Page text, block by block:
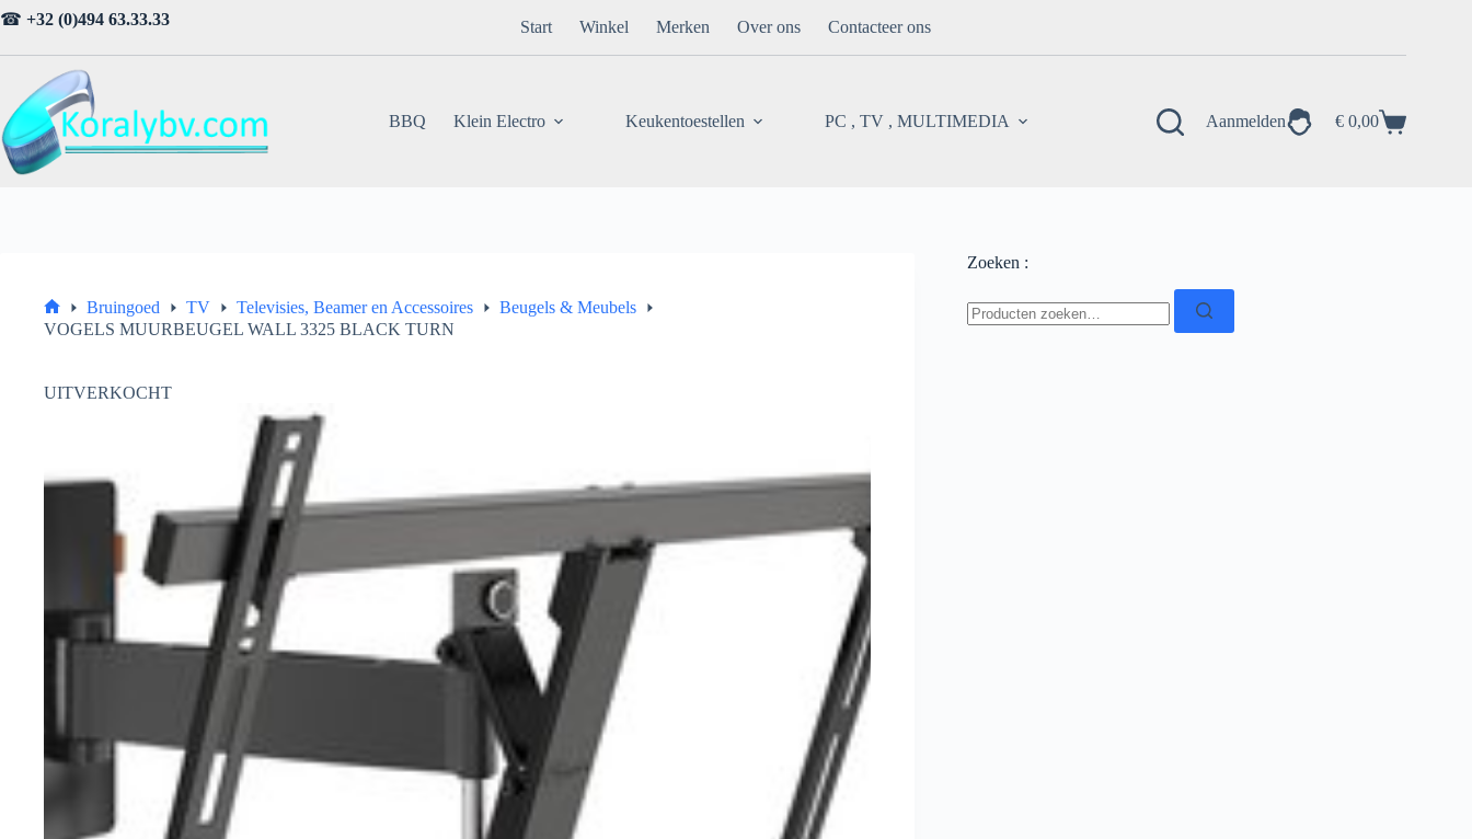
Ga
naar
☎ +32 (0)494 63.33.33 Start Winkel Merken Over ons Contacteer ons
BBQ Klein Electro Keukentoestellen PC , TV , MULTIMEDIA Aanmelden Winkelwagen
€ 0,00
Home
Bruingoed TV Televisies, Beamer en Accessoires
Beugels & Meubels
VOGELS MUURBEUGEL WALL 3325 BLACK TURN
UITVERKOCHT
Zoeken :
naar: